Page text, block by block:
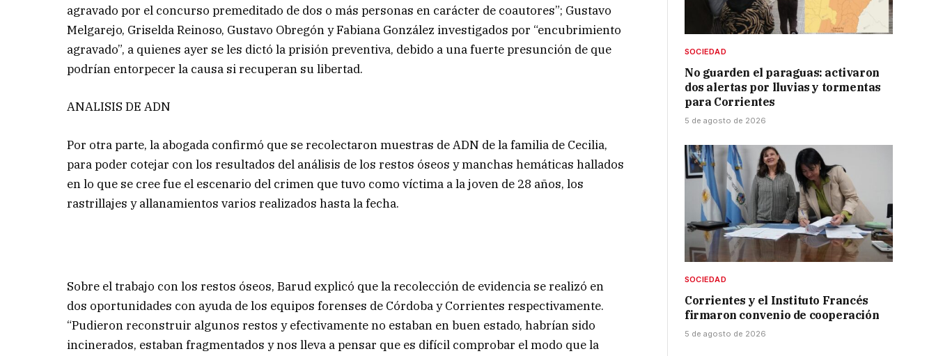
agravado por el concurso premeditado de dos o más personas en carácter de coautores”; Gustavo
Melgarejo, Griselda Reinoso, Gustavo Obregón y Fabiana González investigados por “encubrimiento
agravado”, a quienes ayer se les dictó la prisión preventiva, debido a una fuerte presunción de que
podrían entorpecer la causa si recuperan su libertad.
ANALISIS DE ADN
Por otra parte, la abogada confirmó que se recolectaron muestras de ADN de la familia de Cecilia,
para poder cotejar con los resultados del análisis de los restos óseos y manchas hemáticas hallados
en lo que se cree fue el escenario del crimen que tuvo como víctima a la joven de 28 años, los
rastrillajes y allanamientos varios realizados hasta la fecha.
Sobre el trabajo con los restos óseos, Barud explicó que la recolección de evidencia se realizó en
dos oportunidades con ayuda de los equipos forenses de Córdoba y Corrientes respectivamente.
“Pudieron reconstruir algunos restos y efectivamente no estaban en buen estado, habrían sido
incinerados, estaban fragmentados y nos lleva a pensar que es difícil comprobar el modo que la
SOCIEDAD
No guarden el paraguas: activaron
dos alertas por lluvias y tormentas
para Corrientes
5 de agosto de 2026
SOCIEDAD
Corrientes y el Instituto Francés
firmaron convenio de cooperación
5 de agosto de 2026